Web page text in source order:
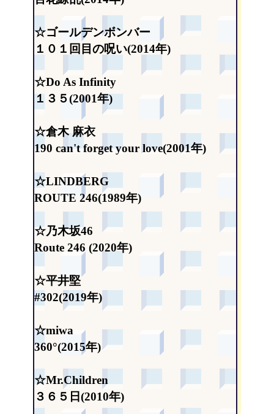
☆ゴールデンボンバー
１０１回目の呪い(2014年)
☆Do As Infinity
１３５(2001年)
☆倉木 麻衣
190 can't forget your love(2001年)
☆LINDBERG
ROUTE 246(1989年)
☆乃木坂46
Route 246 (2020年)
☆平井堅
#302(2019年)
☆miwa
360°(2015年)
☆Mr.Children
３６５日(2010年)